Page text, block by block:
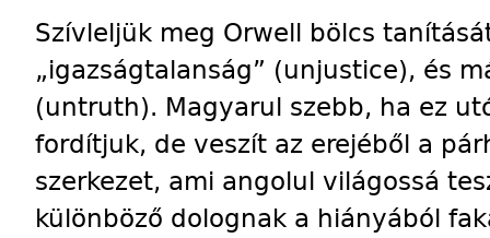
Szívleljük meg Orwell bölcs
„igazságtalanság” (unjustice), és
(untruth). Magyarul szebb, ha ez
fordítjuk, de veszít az erejéből a
szerkezet, ami angolul világossá
különböző dolognak a hiányából